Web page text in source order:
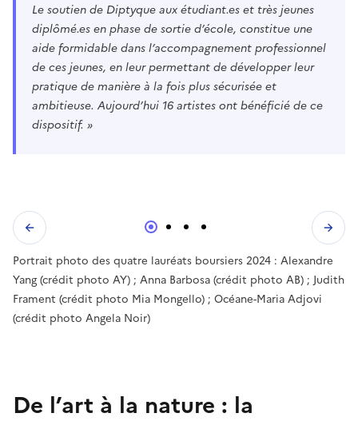
Le soutien de Diptyque aux étudiant.es et très jeunes
diplômé.es en phase de sortie d’école, constitue une
aide formidable dans l’accompagnement professionnel
de ces jeunes, en leur permettant de développer leur
pratique de manière à la fois plus sécurisée et
ambitieuse. Aujourd’hui 16 artistes ont bénéficié de ce
dispositif. »
Portrait photo des quatre lauréats boursiers 2024 : Alexandre
Yang (crédit photo AY) ; Anna Barbosa (crédit photo AB) ; Judith
Frament (crédit photo Mia Mongello) ; Océane-Maria Adjovi
(crédit photo Angela Noir)
De l’art à la nature : la